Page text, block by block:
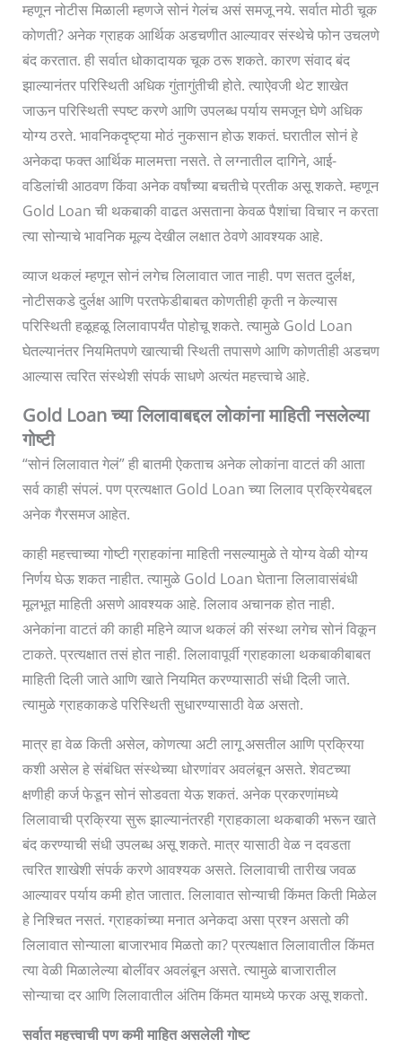
म्हणून नोटीस मिळाली म्हणजे सोनं गेलंच असं समजू नये. सर्वात मोठी चूक
कोणती? अनेक ग्राहक आर्थिक अडचणीत आल्यावर संस्थेचे फोन उचलणे
बंद करतात. ही सर्वात धोकादायक चूक ठरू शकते. कारण संवाद बंद
झाल्यानंतर परिस्थिती अधिक गुंतागुंतीची होते. त्याऐवजी थेट शाखेत
जाऊन परिस्थिती स्पष्ट करणे आणि उपलब्ध पर्याय समजून घेणे अधिक
योग्य ठरते. भावनिकदृष्ट्या मोठं नुकसान होऊ शकतं. घरातील सोनं हे
अनेकदा फक्त आर्थिक मालमत्ता नसते. ते लग्नातील दागिने, आई-
वडिलांची आठवण किंवा अनेक वर्षांच्या बचतीचे प्रतीक असू शकते. म्हणून
Gold Loan ची थकबाकी वाढत असताना केवळ पैशांचा विचार न करता
त्या सोन्याचे भावनिक मूल्य देखील लक्षात ठेवणे आवश्यक आहे.
व्याज थकलं म्हणून सोनं लगेच लिलावात जात नाही. पण सतत दुर्लक्ष,
नोटीसकडे दुर्लक्ष आणि परतफेडीबाबत कोणतीही कृती न केल्यास
परिस्थिती हळूहळू लिलावापर्यंत पोहोचू शकते. त्यामुळे Gold Loan
घेतल्यानंतर नियमितपणे खात्याची स्थिती तपासणे आणि कोणतीही अडचण
आल्यास त्वरित संस्थेशी संपर्क साधणे अत्यंत महत्त्वाचे आहे.
Gold Loan च्या लिलावाबद्दल लोकांना माहिती नसलेल्या
गोष्टी
“सोनं लिलावात गेलं” ही बातमी ऐकताच अनेक लोकांना वाटतं की आता
सर्व काही संपलं. पण प्रत्यक्षात Gold Loan च्या लिलाव प्रक्रियेबद्दल
अनेक गैरसमज आहेत.
काही महत्त्वाच्या गोष्टी ग्राहकांना माहिती नसल्यामुळे ते योग्य वेळी योग्य
निर्णय घेऊ शकत नाहीत. त्यामुळे Gold Loan घेताना लिलावासंबंधी
मूलभूत माहिती असणे आवश्यक आहे. लिलाव अचानक होत नाही.
अनेकांना वाटतं की काही महिने व्याज थकलं की संस्था लगेच सोनं विकून
टाकते. प्रत्यक्षात तसं होत नाही. लिलावापूर्वी ग्राहकाला थकबाकीबाबत
माहिती दिली जाते आणि खाते नियमित करण्यासाठी संधी दिली जाते.
त्यामुळे ग्राहकाकडे परिस्थिती सुधारण्यासाठी वेळ असतो.
मात्र हा वेळ किती असेल, कोणत्या अटी लागू असतील आणि प्रक्रिया
कशी असेल हे संबंधित संस्थेच्या धोरणांवर अवलंबून असते. शेवटच्या
क्षणीही कर्ज फेडून सोनं सोडवता येऊ शकतं. अनेक प्रकरणांमध्ये
लिलावाची प्रक्रिया सुरू झाल्यानंतरही ग्राहकाला थकबाकी भरून खाते
बंद करण्याची संधी उपलब्ध असू शकते. मात्र यासाठी वेळ न दवडता
त्वरित शाखेशी संपर्क करणे आवश्यक असते. लिलावाची तारीख जवळ
आल्यावर पर्याय कमी होत जातात. लिलावात सोन्याची किंमत किती मिळेल
हे निश्चित नसतं. ग्राहकांच्या मनात अनेकदा असा प्रश्न असतो की
लिलावात सोन्याला बाजारभाव मिळतो का? प्रत्यक्षात लिलावातील किंमत
त्या वेळी मिळालेल्या बोलींवर अवलंबून असते. त्यामुळे बाजारातील
सोन्याचा दर आणि लिलावातील अंतिम किंमत यामध्ये फरक असू शकतो.
सर्वात महत्त्वाची पण कमी माहित असलेली गोष्ट